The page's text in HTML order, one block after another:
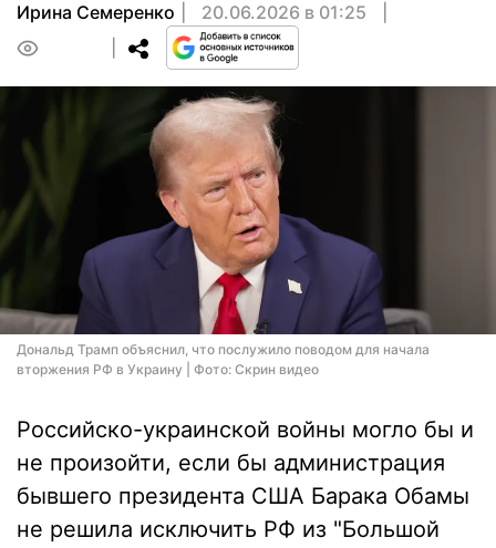
Ирина Семеренко
20.06.2026 в 01:25
Дональд Трамп объяснил, что послужило поводом для начала
вторжения РФ в Украину | Фото: Скрин видео
Российско-украинской войны могло бы и
не произойти, если бы администрация
бывшего президента США Барака Обамы
не решила исключить РФ из "Большой